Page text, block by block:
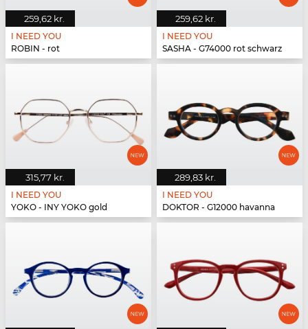
259,62 kr.
I NEED YOU
ROBIN - rot
259,62 kr.
I NEED YOU
SASHA - G74000 rot schwarz
315,77 kr.
I NEED YOU
YOKO - INY YOKO gold
289,83 kr.
I NEED YOU
DOKTOR - G12000 havanna